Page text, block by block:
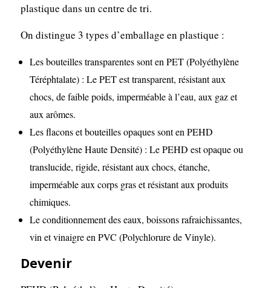
plastique dans un centre de tri.
On distingue 3 types d’emballage en plastique :
Les bouteilles transparentes sont en PET (Polyéthylène
Téréphtalate) : Le PET est transparent, résistant aux
chocs, de faible poids, imperméable à l’eau, aux gaz et
aux arômes.
Les flacons et bouteilles opaques sont en PEHD
(Polyéthylène Haute Densité) : Le PEHD est opaque ou
translucide, rigide, résistant aux chocs, étanche,
imperméable aux corps gras et résistant aux produits
chimiques.
Le conditionnement des eaux, boissons rafraichissantes,
vin et vinaigre en PVC (Polychlorure de Vinyle).
Devenir